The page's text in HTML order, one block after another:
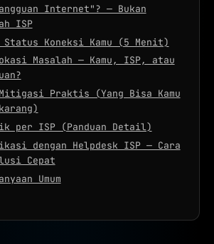
Internet"? — Bukan
ISP
Status Koneksi Kamu (5 Menit)
Masalah — Kamu, ISP, atau
Praktis (Yang Bisa Kamu
per ISP (Panduan Detail)
dengan Helpdesk ISP — Cara
Cepat
Umum